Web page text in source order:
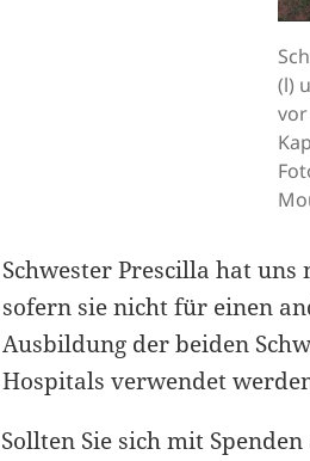
(l)
Schwester Prescilla hat
sofern sie nicht für einen
Ausbildung der beiden
Hospitals verwendet
Sollten Sie sich mit